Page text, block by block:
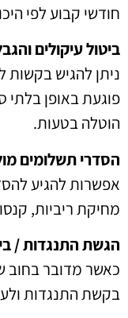
חודשי קבוע לפי
ביטול עיקולים
ניתן להגיש בקשות
פוגעת באופן בלתי
הוטלה בטעות.
הסדרי תשלומים
אפשרות להגיע
מחיקת ריביות,
הגשת התנגדות /
כאשר מדובר בחוב
בקשת התנגדות